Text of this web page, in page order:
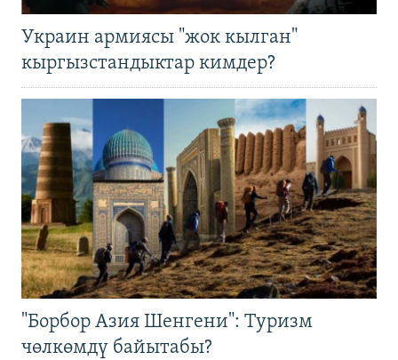
Украин армиясы "жок кылган"
кыргызстандыктар кимдер?
"Борбор Азия Шенгени": Туризм
чөлкөмдү байытабы?